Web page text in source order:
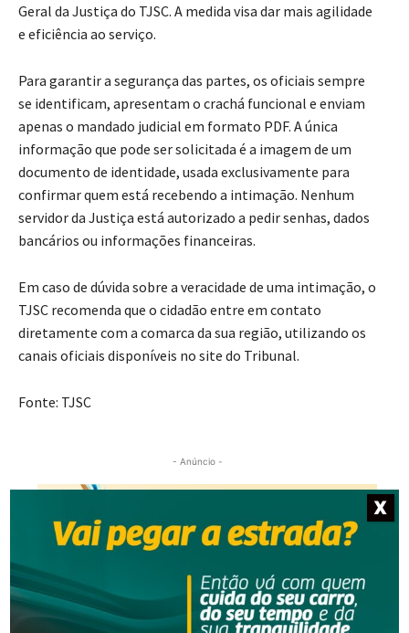
Geral da Justiça do TJSC. A medida visa dar mais agilidade
e eficiência ao serviço.
Para garantir a segurança das partes, os oficiais sempre
se identificam, apresentam o crachá funcional e enviam
apenas o mandado judicial em formato PDF. A única
informação que pode ser solicitada é a imagem de um
documento de identidade, usada exclusivamente para
confirmar quem está recebendo a intimação. Nenhum
servidor da Justiça está autorizado a pedir senhas, dados
bancários ou informações financeiras.
Em caso de dúvida sobre a veracidade de uma intimação, o
TJSC recomenda que o cidadão entre em contato
diretamente com a comarca da sua região, utilizando os
canais oficiais disponíveis no site do Tribunal.
Fonte: TJSC
- Anúncio -
X